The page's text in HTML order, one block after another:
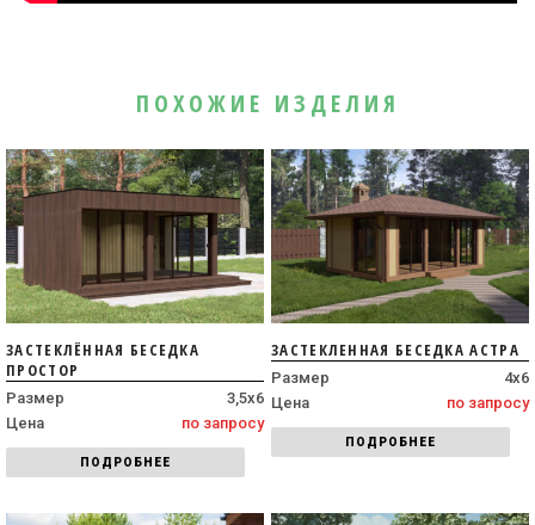
ПОХОЖИЕ ИЗДЕЛИЯ
ЗАСТЕКЛЁННАЯ БЕСЕДКА
ПРОСТОР
Размер
3,5х6
Цена
по запросу
ПОДРОБНЕЕ
ЗАСТЕКЛЕННАЯ БЕСЕДКА АСТРА
Размер
4х6
Цена
по запросу
ПОДРОБНЕЕ